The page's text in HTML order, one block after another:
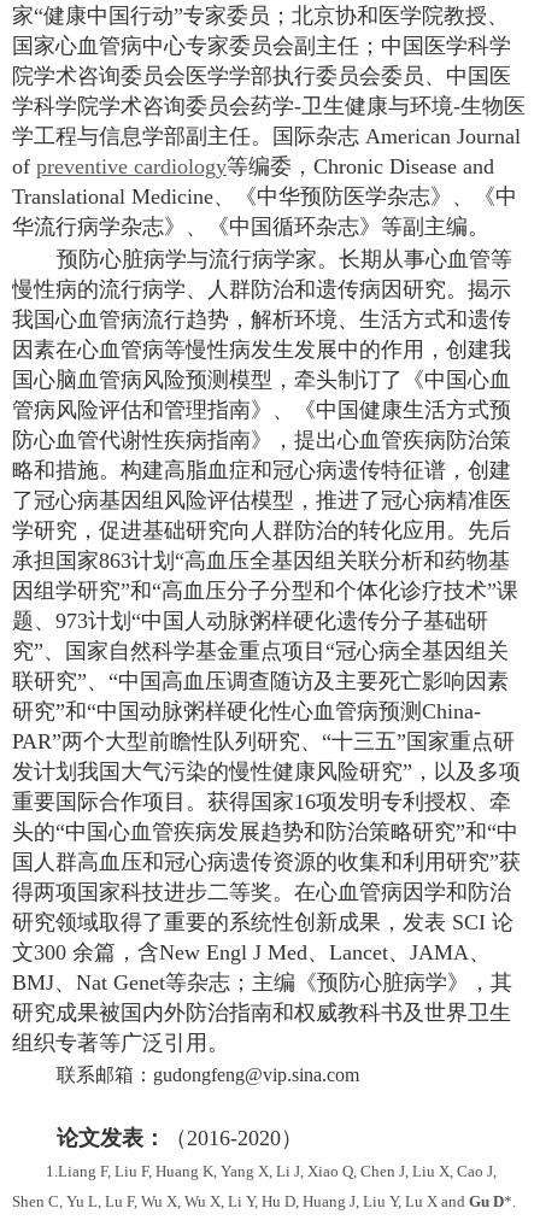
家“健康中国行动”专家委员；北京协和医学院教授、
国家心血管病中心专家委员会副主任；中国医学科学
院学术咨询委员会医学学部执行委员会委员、中国医
学科学院学术咨询委员会药学-卫生健康与环境-生物医
学工程与信息学部副主任。国际杂志 American Journal
of preventive cardiology等编委， Chronic Disease and
Translational Medicine、《中华预防医学杂志》、《中
华流行病学杂志》、《中国循环杂志》等副主编。
预防心脏病学与流行病学家。长期从事心血管等
慢性病的流行病学、人群防治和遗传病因研究。揭示
我国心血管病流行趋势，解析环境、生活方式和遗传
因素在心血管病等慢性病发生发展中的作用，创建我
国心脑血管病风险预测模型，牵头制订了《中国心血
管病风险评估和管理指南》、《中国健康生活方式预
防心血管代谢性疾病指南》，提出心血管疾病防治策
略和措施。构建高脂血症和冠心病遗传特征谱，创建
了冠心病基因组风险评估模型，推进了冠心病精准医
学研究，促进基础研究向人群防治的转化应用。先后
承担国家863计划“高血压全基因组关联分析和药物基
因组学研究”和“高血压分子分型和个体化诊疗技术”课
题、 973计划“中国人动脉粥样硬化遗传分子基础研
究”、国家自然科学基金重点项目“冠心病全基因组关
联研究”、“中国高血压调查随访及主要死亡影响因素
研究”和“中国动脉粥样硬化性心血管病预测 China-
PAR”两个大型前瞻性队列研究、“十三五”国家重点研
发计划我国大气污染的慢性健康风险研究”，以及多项
重要国际合作项目。获得国家16项发明专利授权、牵
头的“中国心血管疾病发展趋势和防治策略研究”和“中
国人群高血压和冠心病遗传资源的收集和利用研究”获
得两项国家科技进步二等奖。在心血管病因学和防治
研究领域取得了重要的系统性创新成果，发表 SCI 论
文300 余篇，含New Engl J Med、 Lancet、 JAMA、
BMJ、 Nat Genet等杂志；主编《预防心脏病学》，其
研究成果被国内外防治指南和权威教科书及世界卫生
组织专著等广泛引用。
联系邮箱：gudongfeng@vip.sina.com
论文发表： （ 2016-2020）
1.Liang F, Liu F, Huang K, Yang X, Li J, Xiao Q, Chen J, Liu X, Cao J,
Shen C, Yu L, Lu F, Wu X, Wu X, Li Y, Hu D, Huang J, Liu Y, Lu X and Gu D*.